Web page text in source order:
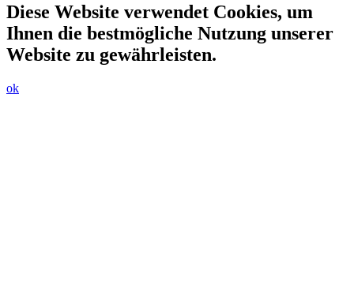
Diese Website verwendet Cookies, um
Ihnen die bestmögliche Nutzung unserer
Website zu gewährleisten.
ok